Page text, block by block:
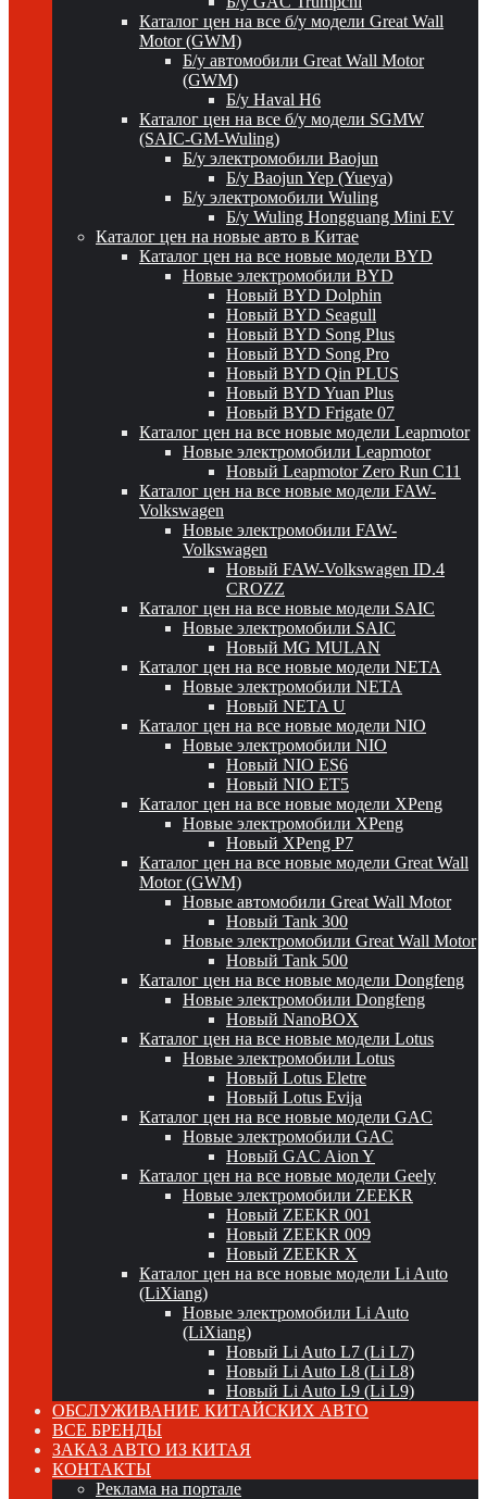
Каталог цен на все б/у модели Great Wall
Motor (GWM)
Б/у автомобили Great Wall Motor
(GWM)
Б/у Haval H6
Каталог цен на все б/у модели SGMW
(SAIC-GM-Wuling)
Б/у электромобили Baojun
Б/у Baojun Yep (Yueya)
Б/у электромобили Wuling
Б/у Wuling Hongguang Mini EV
Каталог цен на новые авто в Китае
Каталог цен на все новые модели BYD
Новые электромобили BYD
Новый BYD Dolphin
Новый BYD Seagull
Новый BYD Song Plus
Новый BYD Song Pro
Новый BYD Qin PLUS
Новый BYD Yuan Plus
Новый BYD Frigate 07
Каталог цен на все новые модели Leapmotor
Новые электромобили Leapmotor
Новый Leapmotor Zero Run C11
Каталог цен на все новые модели FAW-
Volkswagen
Новые электромобили FAW-
Volkswagen
Новый FAW-Volkswagen ID.4
CROZZ
Каталог цен на все новые модели SAIC
Новые электромобили SAIC
Новый MG MULAN
Каталог цен на все новые модели NETA
Новые электромобили NETA
Новый NETA U
Каталог цен на все новые модели NIO
Новые электромобили NIO
Новый NIO ES6
Новый NIO ET5
Каталог цен на все новые модели XPeng
Новые электромобили XPeng
Новый XPeng P7
Каталог цен на все новые модели Great Wall
Motor (GWM)
Новые автомобили Great Wall Motor
Новый Tank 300
Новые электромобили Great Wall Motor
Новый Tank 500
Каталог цен на все новые модели Dongfeng
Новые электромобили Dongfeng
Новый NanoBOX
Каталог цен на все новые модели Lotus
Новые электромобили Lotus
Новый Lotus Eletre
Новый Lotus Evija
Каталог цен на все новые модели GAC
Новые электромобили GAC
Новый GAC Aion Y
Каталог цен на все новые модели Geely
Новые электромобили ZEEKR
Новый ZEEKR 001
Новый ZEEKR 009
Новый ZEEKR X
Каталог цен на все новые модели Li Auto
(LiXiang)
Новые электромобили Li Auto
(LiXiang)
Новый Li Auto L7 (Li L7)
Новый Li Auto L8 (Li L8)
Новый Li Auto L9 (Li L9)
ОБСЛУЖИВАНИЕ КИТАЙСКИХ АВТО
ВСЕ БРЕНДЫ
ЗАКАЗ АВТО ИЗ КИТАЯ
КОНТАКТЫ
Реклама на портале